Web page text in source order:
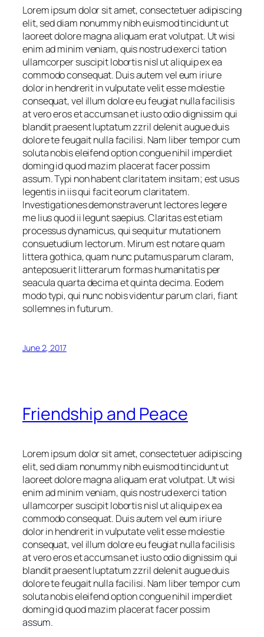
Lorem ipsum dolor sit amet, consectetuer adipiscing
elit, sed diam nonummy nibh euismod tincidunt ut
laoreet dolore magna aliquam erat volutpat. Ut wisi
enim ad minim veniam, quis nostrud exerci tation
ullamcorper suscipit lobortis nisl ut aliquip ex ea
commodo consequat. Duis autem vel eum iriure
dolor in hendrerit in vulputate velit esse molestie
consequat, vel illum dolore eu feugiat nulla facilisis
at vero eros et accumsan et iusto odio dignissim qui
blandit praesent luptatum zzril delenit augue duis
dolore te feugait nulla facilisi. Nam liber tempor cum
soluta nobis eleifend option congue nihil imperdiet
doming id quod mazim placerat facer possim
assum. Typi non habent claritatem insitam; est usus
legentis in iis qui facit eorum claritatem.
Investigationes demonstraverunt lectores legere
me lius quod ii legunt saepius. Claritas est etiam
processus dynamicus, qui sequitur mutationem
consuetudium lectorum. Mirum est notare quam
littera gothica, quam nunc putamus parum claram,
anteposuerit litterarum formas humanitatis per
seacula quarta decima et quinta decima. Eodem
modo typi, qui nunc nobis videntur parum clari, fiant
sollemnes in futurum.
June 2, 2017
Friendship and Peace
Lorem ipsum dolor sit amet, consectetuer adipiscing
elit, sed diam nonummy nibh euismod tincidunt ut
laoreet dolore magna aliquam erat volutpat. Ut wisi
enim ad minim veniam, quis nostrud exerci tation
ullamcorper suscipit lobortis nisl ut aliquip ex ea
commodo consequat. Duis autem vel eum iriure
dolor in hendrerit in vulputate velit esse molestie
consequat, vel illum dolore eu feugiat nulla facilisis
at vero eros et accumsan et iusto odio dignissim qui
blandit praesent luptatum zzril delenit augue duis
dolore te feugait nulla facilisi. Nam liber tempor cum
soluta nobis eleifend option congue nihil imperdiet
doming id quod mazim placerat facer possim
assum.